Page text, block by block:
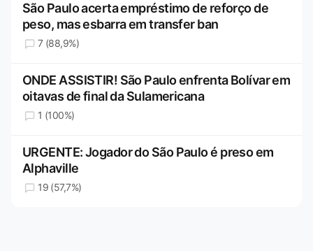
São Paulo acerta empréstimo de reforço de
peso, mas esbarra em transfer ban
7 (88,9%)
ONDE ASSISTIR! São Paulo enfrenta Bolívar em
oitavas de final da Sulamericana
1 (100%)
URGENTE: Jogador do São Paulo é preso em
Alphaville
19 (57,7%)